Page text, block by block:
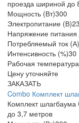
проезда шириной до
Мощность (Вт)300
Электропитание (В)
Напряжение питания
Потребляемый ток (А)
Интенсивность (%)30
Рабочая
Цену уточняйте
ЗАКАЗАТЬ
Combo Комплект
Комплект
до 3,7 метров